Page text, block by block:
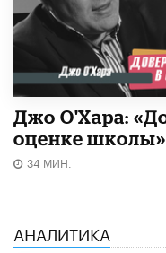
Джо О'Хара:
оценке школы»
34 МИН.
АНАЛИТИКА